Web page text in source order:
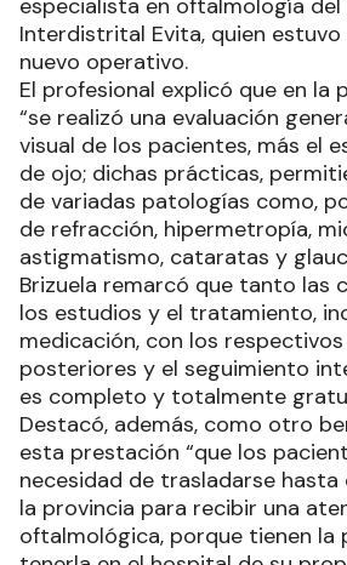
Interdistrital Evita, quien
nuevo operativo.
El profesional explicó que en la
“se realizó una evaluación
visual de los pacientes, más el
de ojo; dichas prácticas,
de variadas patologías como,
de refracción, hipermetropía,
astigmatismo, cataratas y
Brizuela remarcó que tanto las
los estudios y el tratamiento,
medicación, con los
posteriores y el seguimiento
es completo y totalmente
Destacó, además, como otro
esta prestación “que los
necesidad de trasladarse
la provincia para recibir una
oftalmológica, porque tienen la